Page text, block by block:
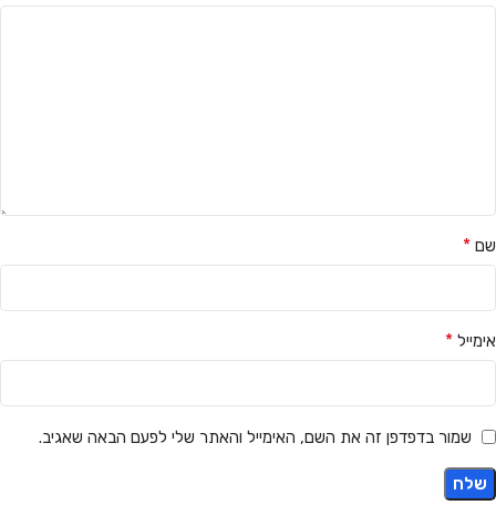
שם *
אימייל *
שמור בדפדפן זה את השם, האימייל והאתר שלי לפעם הבאה שאגיב.